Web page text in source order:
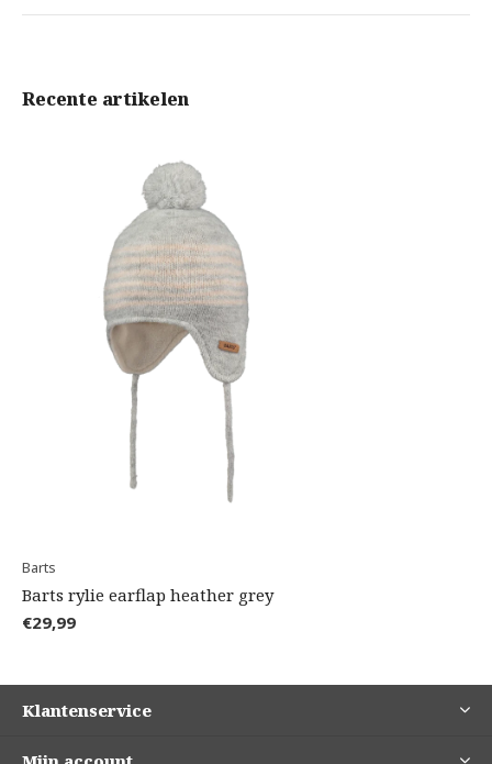
Recente artikelen
Barts
Barts rylie earflap heather grey
€29,99
Klantenservice